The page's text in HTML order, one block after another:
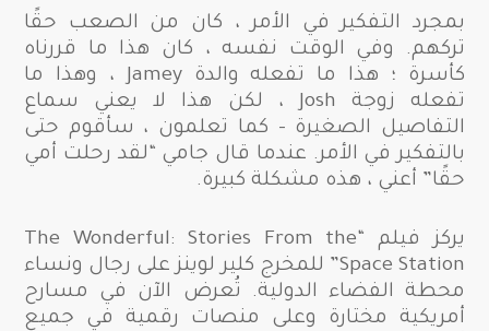
بمجرد التفكير في الأمر ، كان من الصعب حقًا
تركهم. وفي الوقت نفسه ، كان هذا ما قررناه
كأسرة ؛ هذا ما تفعله والدة Jamey ، وهذا ما
تفعله زوجة Josh ، لكن هذا لا يعني سماع
التفاصيل الصغيرة – كما تعلمون ، سأقوم حتى
بالتفكير في الأمر. عندما قال جامي “لقد رحلت أمي
حقًا” أعني ، هذه مشكلة كبيرة.
يركز فيلم “The Wonderful: Stories From the
Space Station” للمخرج كلير لوينز على رجال ونساء
محطة الفضاء الدولية. تُعرض الآن في مسارح
أمريكية مختارة وعلى منصات رقمية في جميع